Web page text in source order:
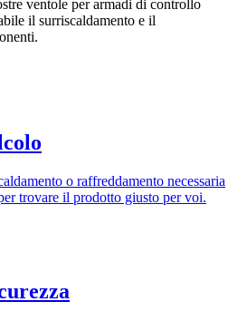
ventole per armadi di controllo
il surriscaldamento e il
o raffreddamento necessaria
trovare il prodotto giusto per voi.